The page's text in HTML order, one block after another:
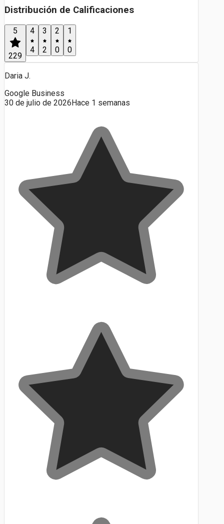
Distribución de Calificaciones
5
229
4
4
3
2
2
0
1
0
Daria J.
Google Business
30 de julio de 2026 Hace 1 semanas